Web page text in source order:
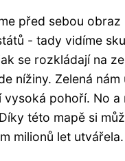
před sebou
- tady vidíme
se rozkládají na
nížiny. Zelená
pohoří. No
této mapě si
milionů let utvářela.